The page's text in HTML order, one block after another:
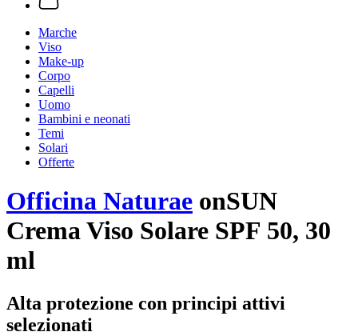
Marche
Viso
Make-up
Corpo
Capelli
Uomo
Bambini e neonati
Temi
Solari
Offerte
Officina Naturae onSUN
Crema Viso Solare SPF 50, 30
ml
Alta protezione con principi attivi
selezionati